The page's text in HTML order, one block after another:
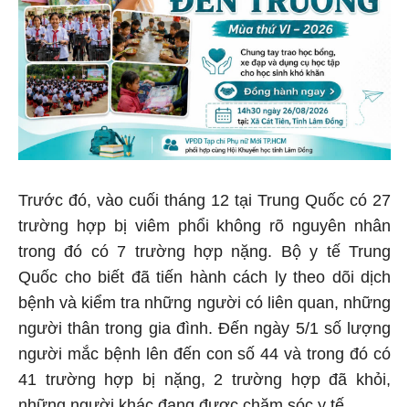
Trước đó, vào cuối tháng 12 tại Trung Quốc có 27
trường hợp bị viêm phổi không rõ nguyên nhân
trong đó có 7 trường hợp nặng. Bộ y tế Trung
Quốc cho biết đã tiến hành cách ly theo dõi dịch
bệnh và kiểm tra những người có liên quan, những
người thân trong gia đình. Đến ngày 5/1 số lượng
người mắc bệnh lên đến con số 44 và trong đó có
41 trường hợp bị nặng, 2 trường hợp đã khỏi,